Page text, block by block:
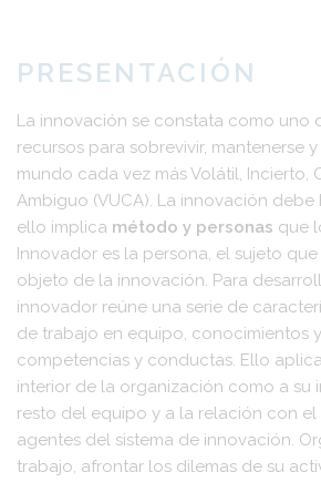
PRESENTACIÓN
La innovación se constata como uno
recursos para sobrevivir, mantenerse
mundo cada vez más Volátil, Incierto,
Ambiguo (VUCA). La innovación
ello implica método y personas que
Innovador es la persona, el sujeto
objeto de la innovación. Para
innovador reúne una serie de
de trabajo en equipo, conocimientos
competencias y conductas. Ello
interior de la organización como a su
resto del equipo y a la relación con
agentes del sistema de innovación.
trabajo, afrontar los dilemas de su